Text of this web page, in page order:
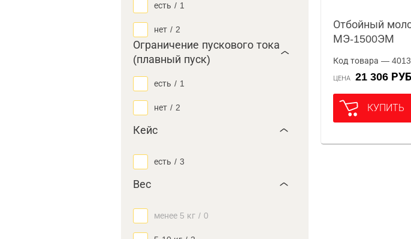
есть / 1
нет / 2
Ограничение пускового тока
(плавный пуск)
есть / 1
нет / 2
Кейс
есть / 3
Вес
менее 5 кг / 0
Отбойный
МЭ-1500ЭМ
Код товара —
ЦЕНА 21 306
КУПИТЬ